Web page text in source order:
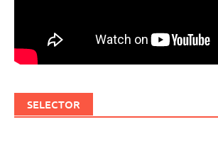
SELECTOR